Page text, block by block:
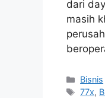
dari
masih
Bisnis
Tag
77x,